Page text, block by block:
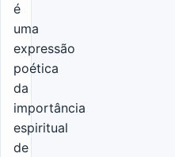
é
uma
expressão
poética
da
importância
espiritual
de